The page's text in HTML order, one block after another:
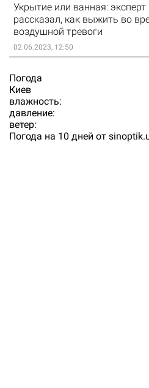
Укрытие или ванная: эксперт
рассказал, как выжить во
воздушной тревоги
02.06.2023, 12:50
Погода
Киев
влажность:
давление:
ветер:
Погода на 10 дней от